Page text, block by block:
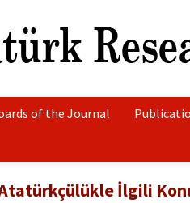
of the Journal
İlgili